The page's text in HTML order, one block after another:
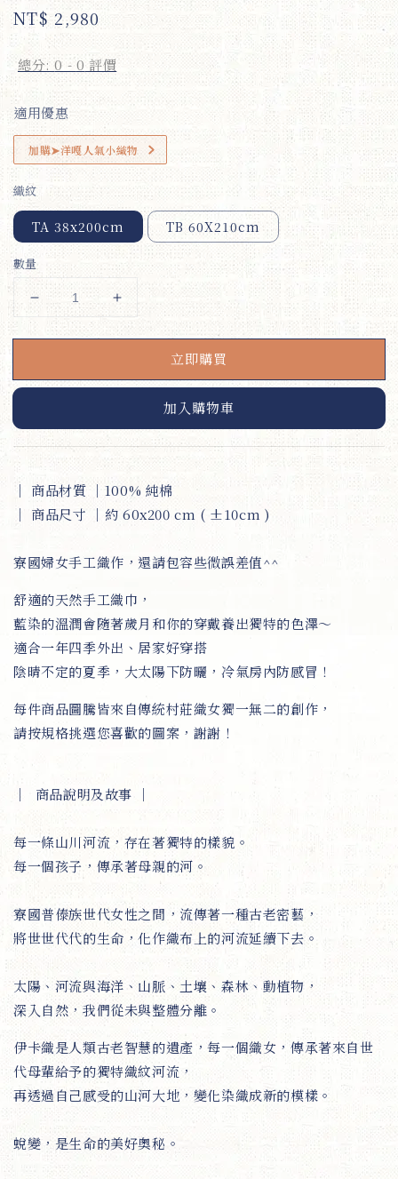
Regular
price
NT$ 2,980
總分:0 -0評價
適用優惠
加購➤洋嘎人氣小織物
織紋
TA 38x200cm TB 60X210cm
數量
立即購買
加入購物車
｜ 商品材質 ｜100% 純棉
｜ 商品尺寸 ｜約 60x200 cm ( ±10cm )
寮國婦女手工織作，還請包容些微誤差值^^
舒適的天然手工織巾，
藍染的溫潤會隨著歲月和你的穿戴養出獨特的色澤～
適合一年四季外出、居家好穿搭
陰晴不定的夏季，大太陽下防曬，冷氣房內防感冒！
每件商品圖騰皆來自傳統村莊織女獨一無二的創作，
請按規格挑選您喜歡的圖案，謝謝！
｜ 商品說明及故事 ｜
每一條山川河流，存在著獨特的樣貌。
每一個孩子，傳承著母親的河。
寮國普傣族世代女性之間，流傳著一種古老密藝，
將世世代代的生命，化作織布上的河流延續下去。
太陽、河流與海洋、山脈、土壤、森林、動植物，
深入自然，我們從未與整體分離。
伊卡織是人類古老智慧的遺產，每一個織女，傳承著來自世
代母輩給予的獨特織紋河流，
再透過自己感受的山河大地，變化染織成新的模樣。
蛻變，是生命的美好奧秘。